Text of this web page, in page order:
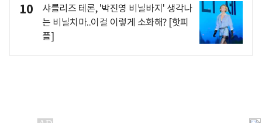
10
샤를리즈 테론, '박진영 비닐바지' 생각나
는 비닐치마..이걸 이렇게 소화해? [핫피
플]